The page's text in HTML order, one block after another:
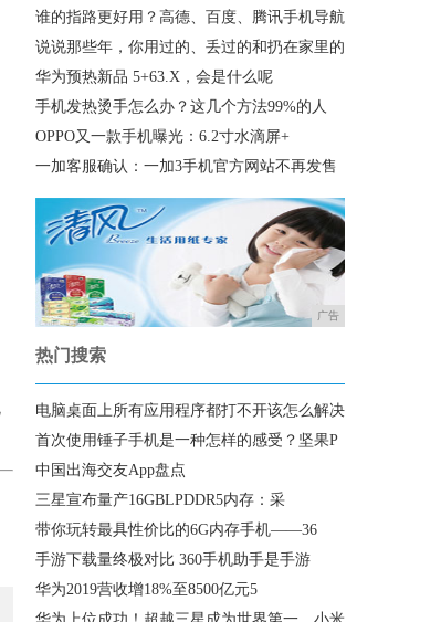
谁的指路更好用？高德、百度、腾讯手机导航
说说那些年，你用过的、丢过的和扔在家里的
华为预热新品 5+63.X，会是什么呢
手机发热烫手怎么办？这几个方法99%的人
OPPO又一款手机曝光：6.2寸水滴屏+
一加客服确认：一加3手机官方网站不再发售
广告
热门搜索
电脑桌面上所有应用程序都打不开该怎么解决
首次使用锤子手机是一种怎样的感受？坚果P
中国出海交友App盘点
三星宣布量产16GBLPDDR5内存：采
带你玩转最具性价比的6G内存手机——36
手游下载量终极对比 360手机助手是手游
华为2019营收增18%至8500亿元5